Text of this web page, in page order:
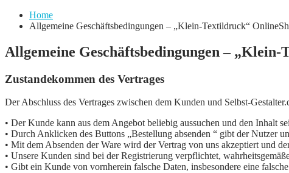
Home
Allgemeine Geschäftsbedingungen – „Klein-Textildruck“
Allgemeine Geschäftsbedingungen –
Zustandekommen des Vertrages
Der Abschluss des Vertrages zwischen dem Kunden und Selbst-
• Der Kunde kann aus dem Angebot beliebig aussuchen und den Inhalt
• Durch Anklicken des Buttons „Bestellung absenden “ gibt der Nutzer
• Mit dem Absenden der Ware wird der Vertrag von uns akzeptiert und
• Unsere Kunden sind bei der Registrierung verpflichtet,
• Gibt ein Kunde von vornherein falsche Daten, insbesondere eine